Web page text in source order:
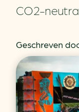
CO2-
Geschreven